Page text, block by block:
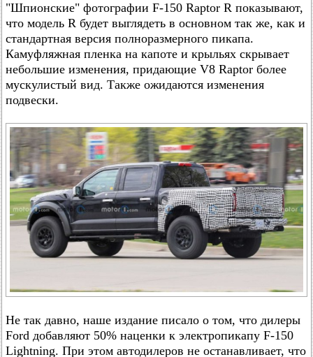
"Шпионские" фотографии F-150 Raptor R показывают,
что модель R будет выглядеть в основном так же, как и
стандартная версия полноразмерного пикапа.
Камуфляжная пленка на капоте и крыльях скрывает
небольшие изменения, придающие V8 Raptor более
мускулистый вид. Также ожидаются изменения
подвески.
Не так давно, наше издание писало о том, что дилеры
Ford добавляют 50% наценки к электропикапу F-150
Lightning. При этом автодилеров не останавливает, что